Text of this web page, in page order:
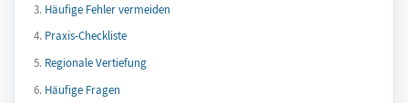
Häufige Fehler vermeiden
Praxis-Checkliste
Regionale Vertiefung
Häufige Fragen